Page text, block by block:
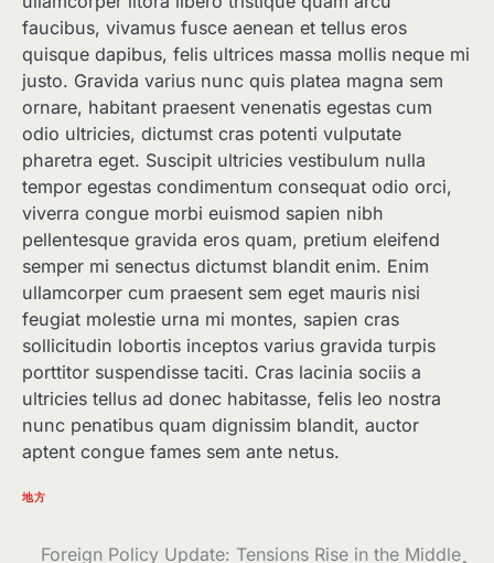
faucibus, vivamus fusce aenean et tellus eros
quisque dapibus, felis ultrices massa mollis neque mi
justo. Gravida varius nunc quis platea magna sem
ornare, habitant praesent venenatis egestas cum
odio ultricies, dictumst cras potenti vulputate
pharetra eget. Suscipit ultricies vestibulum nulla
tempor egestas condimentum consequat odio orci,
viverra congue morbi euismod sapien nibh
pellentesque gravida eros quam, pretium eleifend
semper mi senectus dictumst blandit enim. Enim
ullamcorper cum praesent sem eget mauris nisi
feugiat molestie urna mi montes, sapien cras
sollicitudin lobortis inceptos varius gravida turpis
porttitor suspendisse taciti. Cras lacinia sociis a
ultricies tellus ad donec habitasse, felis leo nostra
nunc penatibus quam dignissim blandit, auctor
aptent congue fames sem ante netus.
地方
Foreign Policy Update: Tensions Rise in the Middle